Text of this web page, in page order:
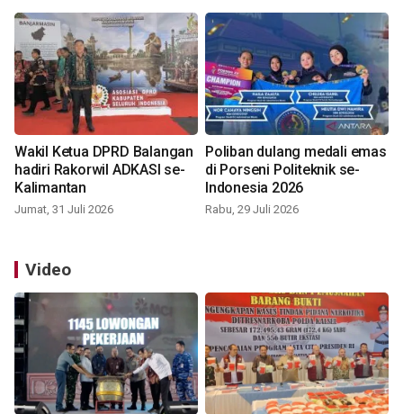
Wakil Ketua DPRD Balangan
hadiri Rakorwil ADKASI se-
Kalimantan
Jumat, 31 Juli 2026
Poliban dulang medali emas
di Porseni Politeknik se-
Indonesia 2026
Rabu, 29 Juli 2026
Video